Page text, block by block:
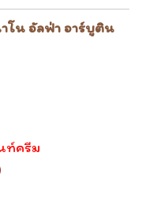
โน อัลฟ่า อาร์บูติน
ท์ครีม